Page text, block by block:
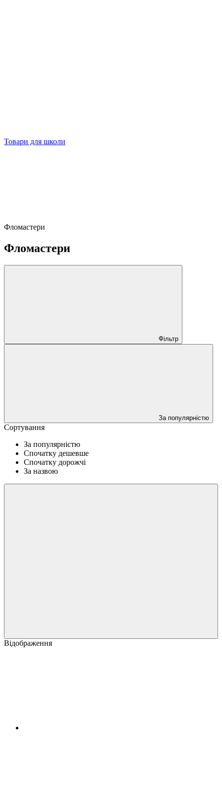
Товари для школи
Фломастери
Фломастери
Фільтр
За популярністю
Сортування
За популярністю
Спочатку дешевше
Спочатку дорожчі
За назвою
Відображення